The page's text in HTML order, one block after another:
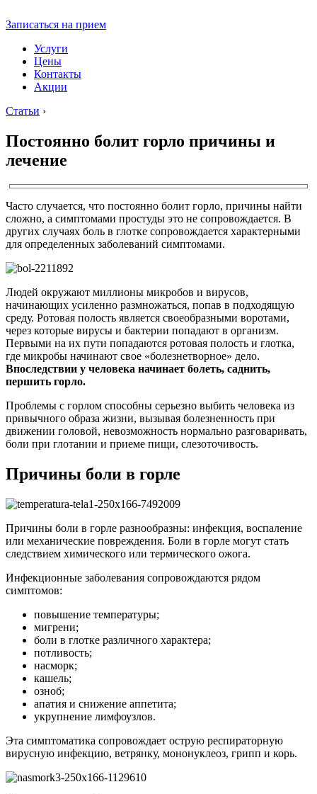
Записаться на прием
Услуги
Цены
Контакты
Акции
Статьи ›
Постоянно болит горло причины и
лечение
Часто случается, что постоянно болит горло, причины найти
сложно, а симптомами простуды это не сопровождается. В
других случаях боль в глотке сопровождается характерными
для определенных заболеваний симптомами.
Людей окружают миллионы микробов и вирусов,
начинающих усиленно размножаться, попав в подходящую
среду. Ротовая полость является своеобразными воротами,
через которые вирусы и бактерии попадают в организм.
Первыми на их пути попадаются ротовая полость и глотка,
где микробы начинают свое «болезнетворное» дело.
Впоследствии у человека начинает болеть, саднить,
першить горло.
Проблемы с горлом способны серьезно выбить человека из
привычного образа жизни, вызывая болезненность при
движении головой, невозможность нормально разговаривать,
боли при глотании и приеме пищи, слезоточивость.
Причины боли в горле
Причины боли в горле разнообразны: инфекция, воспаление
или механические повреждения. Боли в горле могут стать
следствием химического или термического ожога.
Инфекционные заболевания сопровождаются рядом
симптомов:
повышение температуры;
мигрени;
боли в глотке различного характера;
потливость;
насморк;
кашель;
озноб;
апатия и снижение аппетита;
укрупнение лимфоузлов.
Эта симптоматика сопровождает острую респираторную
вирусную инфекцию, ветрянку, мононуклеоз, грипп и корь.